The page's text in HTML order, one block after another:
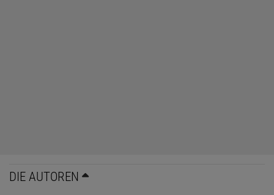
DIE AUTOREN